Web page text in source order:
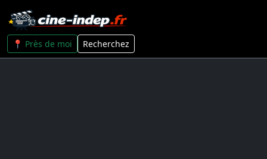
📍 Près de moi Recherchez